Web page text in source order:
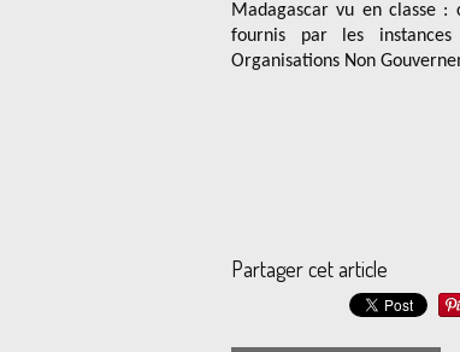
Madagascar vu en classe
fournis par les
Organisations Non
Partager cet article